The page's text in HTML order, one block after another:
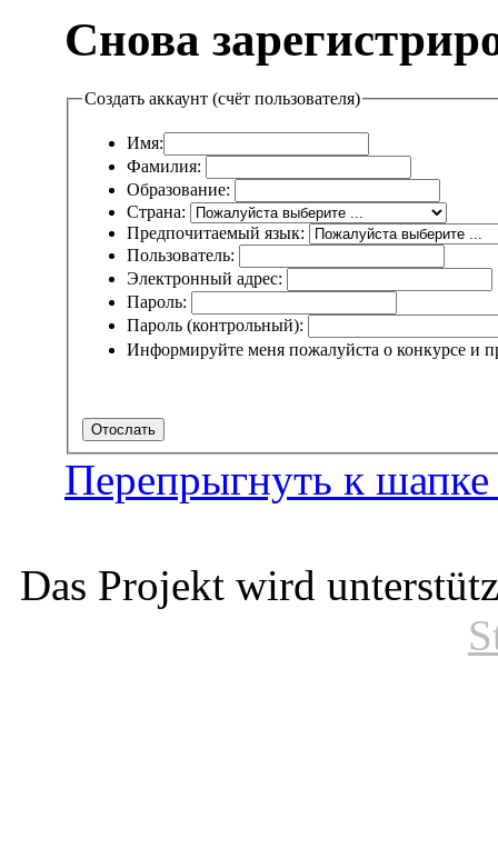
Снова
Создать аккаунт (счёт пользователя)
Имя:
Фамилия:
Образование:
Страна:
Предпочитаемый язык:
Пользователь:
Электронный адрес:
Пароль:
Пароль (контрольный):
Информируйте меня пожалуйста о конкурсе и
Перепрыгнуть к
Das Projekt wird